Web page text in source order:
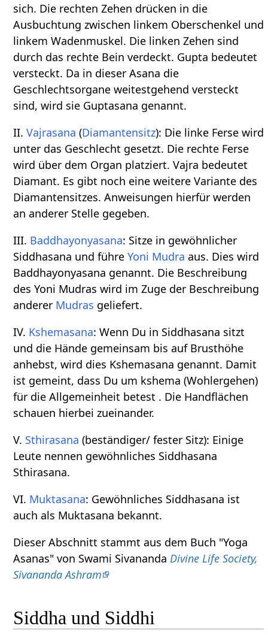
sich. Die rechten Zehen drücken in die
Ausbuchtung zwischen linkem Oberschenkel und
linkem Wadenmuskel. Die linken Zehen sind
durch das rechte Bein verdeckt. Gupta bedeutet
versteckt. Da in dieser Asana die
Geschlechtsorgane weitestgehend versteckt
sind, wird sie Guptasana genannt.
II.Vajrasana(Diamantensitz): Die linke Ferse wird
unter das Geschlecht gesetzt. Die rechte Ferse
wird über dem Organ platziert. Vajra bedeutet
Diamant. Es gibt noch eine weitere Variante des
Diamantensitzes. Anweisungen hierfür werden
an anderer Stelle gegeben.
III. Baddhayonyasana: Sitze in gewöhnlicher
Siddhasana und führeYoni Mudra aus. Dies wird
Baddhayonyasana genannt. Die Beschreibung
des Yoni Mudras wird im Zuge der Beschreibung
anderer Mudras geliefert.
IV. Kshemasana: Wenn Du in Siddhasana sitzt
und die Hände gemeinsam bis auf Brusthöhe
anhebst, wird dies Kshemasana genannt. Damit
ist gemeint, dass Du um kshema (Wohlergehen)
für die Allgemeinheit betest . Die Handflächen
schauen hierbei zueinander.
V. Sthirasana (beständiger/ fester Sitz): Einige
Leute nennen gewöhnliches Siddhasana
Sthirasana.
VI. Muktasana: Gewöhnliches Siddhasana ist
auch als Muktasana bekannt.
Dieser Abschnitt stammt aus dem Buch "Yoga
Asanas" von Swami Sivananda Divine Life Society,
Sivananda Ashram
Siddha und Siddhi